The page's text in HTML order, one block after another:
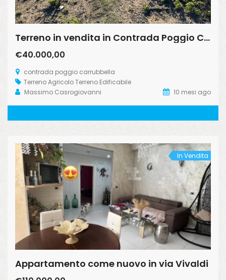
Terreno in vendita in Contrada Poggio Carrubella
€40.000,00
contrada poggio carrubbella
Terreno AgricoloTerreno Edificabile
Massimo Casrogiovanni
10 mesi ago
In Vendita
Appartamento come nuovo in via Vivaldi